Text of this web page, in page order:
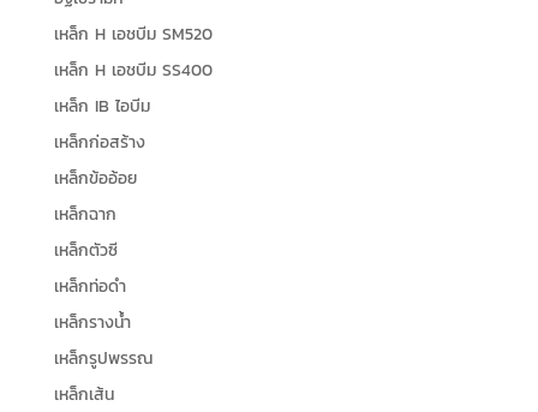
เหล็ก H เอชบีม SM520
เหล็ก H เอชบีม SS400
เหล็ก IB ไอบีม
เหล็กก่อสร้าง
เหล็กข้ออ้อย
เหล็กฉาก
เหล็กตัวซี
เหล็กท่อดำ
เหล็กรางน้ำ
เหล็กรูปพรรณ
เหล็กเส้น